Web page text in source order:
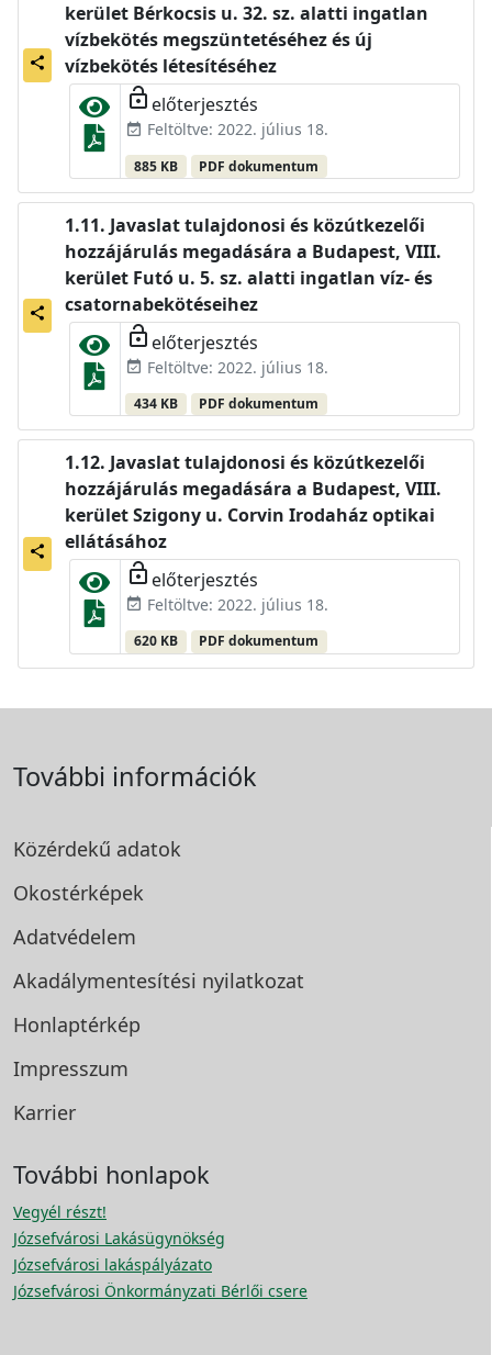
share
kerület Bérkocsis u. 32. sz. alatti ingatlan
vízbekötés megszüntetéséhez és új
vízbekötés létesítéséhez
lock_open előterjesztés
event_available Feltöltve: 2022. július 18.
885 KB PDF dokumentum
share
Javaslat tulajdonosi és közútkezelői
hozzájárulás megadására a Budapest, VIII.
kerület Futó u. 5. sz. alatti ingatlan víz- és
csatornabekötéseihez
lock_open előterjesztés
event_available Feltöltve: 2022. július 18.
434 KB PDF dokumentum
share
Javaslat tulajdonosi és közútkezelői
hozzájárulás megadására a Budapest, VIII.
kerület Szigony u. Corvin Irodaház optikai
ellátásához
lock_open előterjesztés
event_available Feltöltve: 2022. július 18.
620 KB PDF dokumentum
További információk
Közérdekű adatok
Okostérképek
Adatvédelem
Akadálymentesítési nyilatkozat
Honlaptérkép
Impresszum
Karrier
További honlapok
Vegyél részt!
Józsefvárosi Lakásügynökség
Józsefvárosi lakáspályázato
Józsefvárosi Önkormányzati Bérlői csere